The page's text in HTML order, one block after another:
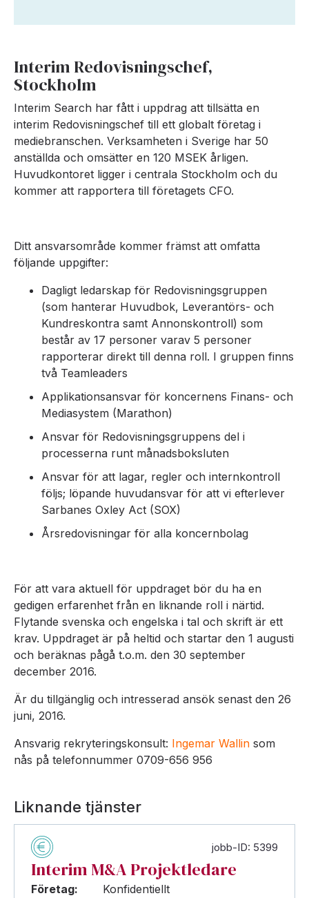
Interim Redovisningschef,
Stockholm
Interim Search har fått i uppdrag att tillsätta en
interim Redovisningschef till ett globalt företag i
mediebranschen. Verksamheten i Sverige har 50
anställda och omsätter en 120 MSEK årligen.
Huvudkontoret ligger i centrala Stockholm och du
kommer att rapportera till företagets CFO.
Ditt ansvarsområde kommer främst att omfatta
följande uppgifter:
Dagligt ledarskap för Redovisningsgruppen
(som hanterar Huvudbok, Leverantörs- och
Kundreskontra samt Annonskontroll) som
består av 17 personer varav 5 personer
rapporterar direkt till denna roll. I gruppen finns
två Teamleaders
Applikationsansvar för koncernens Finans- och
Mediasystem (Marathon)
Ansvar för Redovisningsgruppens del i
processerna runt månadsboksluten
Ansvar för att lagar, regler och internkontroll
följs; löpande huvudansvar för att vi efterlever
Sarbanes Oxley Act (SOX)
Årsredovisningar för alla koncernbolag
För att vara aktuell för uppdraget bör du ha en
gedigen erfarenhet från en liknande roll i närtid.
Flytande svenska och engelska i tal och skrift är ett
krav. Uppdraget är på heltid och startar den 1 augusti
och beräknas pågå t.o.m. den 30 september
december 2016.
Är du tillgänglig och intresserad ansök senast den 26
juni, 2016.
Ansvarig rekryteringskonsult: Ingemar Wallin som
nås på telefonnummer 0709-656 956
Liknande tjänster
jobb-ID: 5399
Interim M&A Projektledare
Företag:
Konfidentiellt